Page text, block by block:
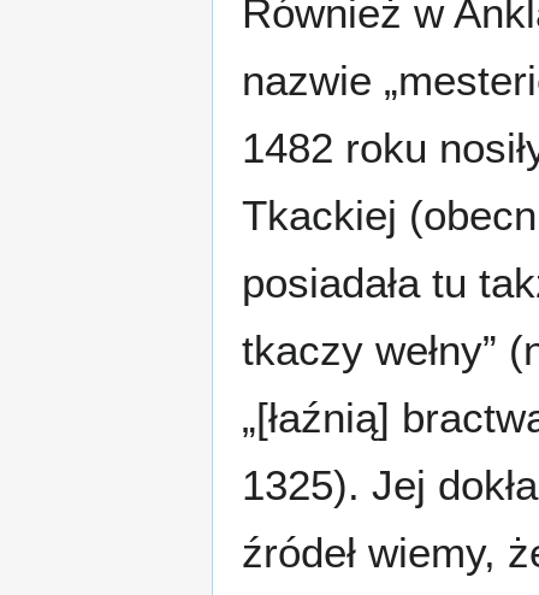
Również w
nazwie
1482 roku
Tkackiej
posiadała tu
tkaczy wełny”
„[łaźnią]
1325). Jej
źródeł wiemy,